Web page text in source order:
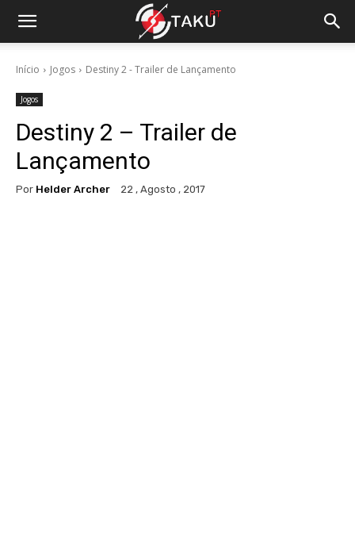
Início Jogos Destiny 2 - Trailer de Lançamento
Jogos
Destiny 2 – Trailer de
Lançamento
Por Helder Archer 22 , Agosto , 2017